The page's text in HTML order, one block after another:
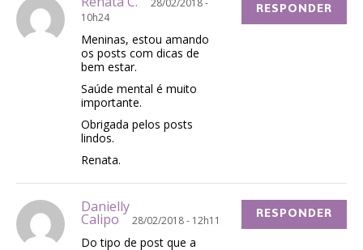
10h24
Meninas, estou amando
os posts com dicas de
bem estar.
Saúde mental é muito
importante.
Obrigada pelos posts
lindos.
Renata.
RESPONDER
Danielly
Calipo 28/02/2018 - 12h11
Do tipo de post que a
RESPONDER